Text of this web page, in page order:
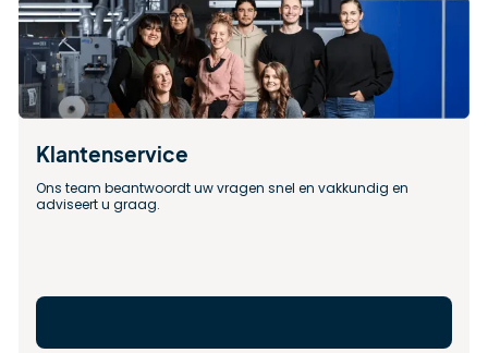
Klantenservice
Ons team beantwoordt uw vragen snel en vakkundig en
adviseert u graag.